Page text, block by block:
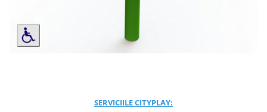
Echipamente de catarat
Trasee echilibristica
SERVICIILE CITYPLAY: